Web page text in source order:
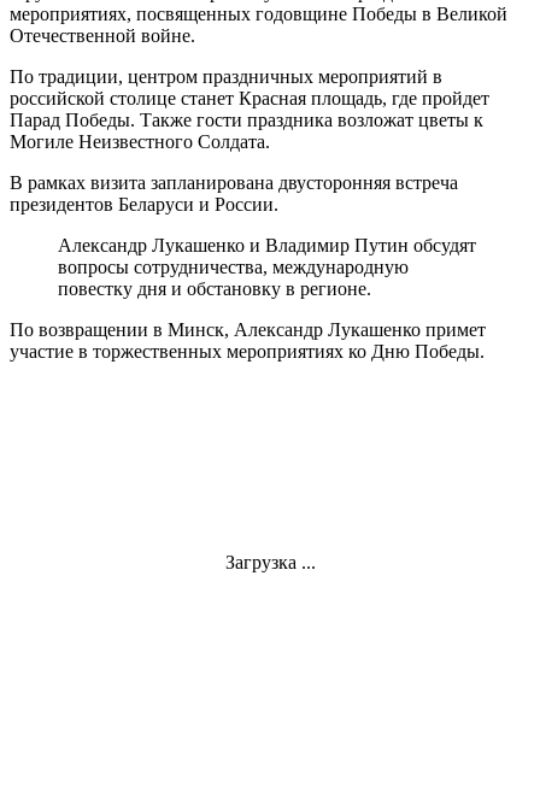
мероприятиях, посвященных годовщине Победы в Великой
Отечественной войне.
По традиции, центром праздничных мероприятий в
российской столице станет Красная площадь, где пройдет
Парад Победы. Также гости праздника возложат цветы к
Могиле Неизвестного Солдата.
В рамках визита запланирована двусторонняя встреча
президентов Беларуси и России.
Александр Лукашенко и Владимир Путин обсудят
вопросы сотрудничества, международную
повестку дня и обстановку в регионе.
По возвращении в Минск, Александр Лукашенко примет
участие в торжественных мероприятиях ко Дню Победы.
Загрузка ...